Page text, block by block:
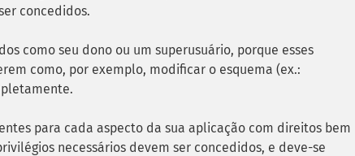
concedidos.
como seu dono ou um superusuário, porque esses
como, por exemplo, modificar o esquema (ex.:
para cada aspecto da sua aplicação com direitos bem
necessários devem ser concedidos, e deve-se